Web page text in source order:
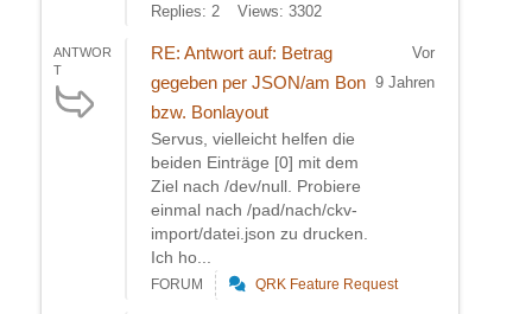
Replies: 2 Views: 3302
ANTWOR
T
RE: Antwort auf: Betrag
gegeben per JSON/am Bon
bzw. Bonlayout
Servus, vielleicht helfen die
beiden Einträge [0] mit dem
Ziel nach /dev/null. Probiere
einmal nach /pad/nach/ckv-
import/datei.json zu drucken.
Ich ho...
Vor
9 Jahren
FORUM QRK Feature Request